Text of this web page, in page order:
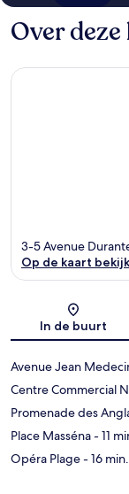
Over
3-5 Avenue
Op de kaart
In de buurt
Avenue Jean
Centre Commercial
Promenade des
Place Masséna- 11
Opéra Plage- 16